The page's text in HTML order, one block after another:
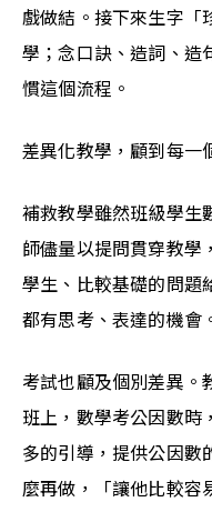
戲做結。接下來生字「
學；念口訣、造詞、造
慣這個流程。
差異化教學，顧到每一
補救教學雖然班級學生
師儘量以提問貫穿教學
學生、比較基礎的問題
都有思考、表達的機會
考試也顧及個別差異。
班上，數學考公因數時
多的引導，提供公因數
麼再做，「讓他比較容